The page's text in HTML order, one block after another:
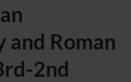
Roman
2nd